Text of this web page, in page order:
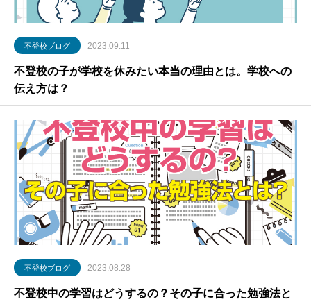
不登校ブログ 2023.09.11
不登校の子が学校を休みたい本当の理由とは。学校への
伝え方は？
不登校ブログ 2023.08.28
不登校中の学習はどうするの？その子に合った勉強法と